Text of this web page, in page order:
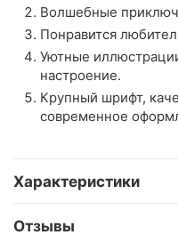
Волшебные
Понравится
Уютные
настроение.
Крупный шрифт,
современное
Характеристики
Отзывы